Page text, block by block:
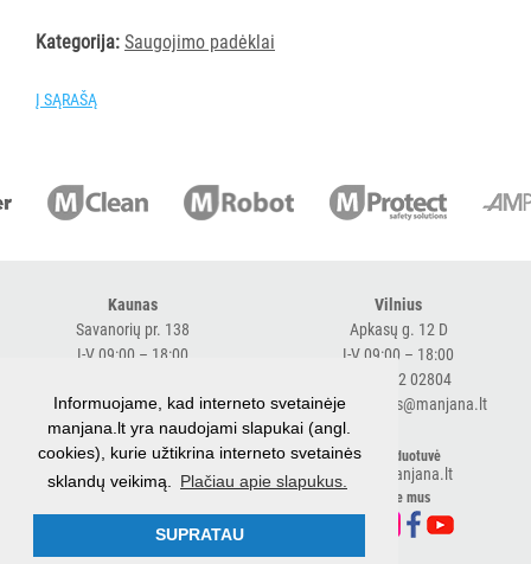
AKSESUARAI
PRAMONEI
Saugojimo
padėklai
Batų
džiovyklės
Rūko
generatoriai
Higieniniai
Kategorija: Saugojimo padėklai
Į SĄRAŠĄ
Kaunas
Savanorių pr. 138
I-V 09:00 – 18:00
expresskaunas@manjana.lt
Vilnius
Apkasų g. 12 D
I-V 09:00 – 18:00
+370 682 02804
expressvilnius@manjana.lt
Klaipėda
Baltijos pr. 26 B
+370 616 76501
expressklaipeda@manjana.lt
El. parduotuvė
shop.manjana.lt
Sekite mus
Informuojame, kad interneto svetainėje
manjana.lt yra naudojami slapukai (angl.
cookies), kurie užtikrina interneto svetainės
sklandų veikimą.
Plačiau apie slapukus.
SUPRATAU